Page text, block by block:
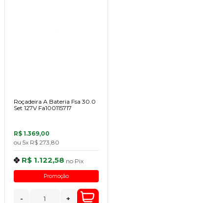
Roçadeira A Bateria Fsa 30.0
Set 127V Fa100115717
R$ 1.369,00
ou 5x R$ 273,80
R$ 1.122,58 no Pix
Promoção
- +